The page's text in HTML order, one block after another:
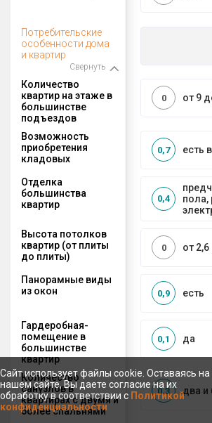
Потребительские
особенности дома
и квартир
Свернуть
Количество
квартир на этаже в
большинстве
подъездов
от 9
0
Возможность
приобретения
кладовых
есть
0,7
Отделка
большинства
квартир
пола,
0,4
Высота потолков
квартир (от плиты
до плиты)
от
0
Панорамные виды
из окон
есть
0,9
Гардеробная-
помещение в
большинстве
квартир
да
0,1
Количество
санузлов в
квартирах с двумя и
более спальнями
два и
0,3
Сайт использует файлы cookie. Оставаясь на
нашем сайте, Вы даете согласие на их
обработку в соответствии с Политикой
конфиденциальности